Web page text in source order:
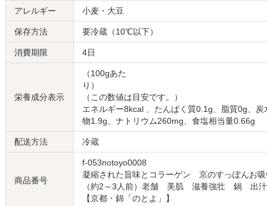
アレルギー 小麦・大豆
保存方法 要冷蔵（10℃以下）
消費期限 4日
栄養成分表示
（100gあた
り
（この数値は目安です。）
エネルギー8kcal 、たんぱく質0.1g、脂質0g、炭
物1.9g、ナトリウム260mg、食塩相当量0.66g
配送方法 冷蔵
商品番号
f-053notoyo0008
凝縮された旨味とコラーゲン 京のすっぽんお
（約2～3人前）老舗 美肌 滋養強壮 鍋 出汁
【京都・錦「のとよ」】